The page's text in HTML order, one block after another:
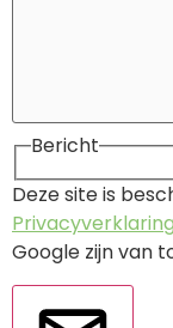
Bericht
Deze site is
Privacyverklaring
Google zijn van